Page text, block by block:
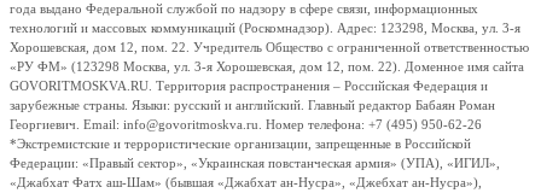
года выдано Федеральной службой по надзору в сфере связи, информационных
технологий и массовых коммуникаций (Роскомнадзор). Адрес: 123298, Москва, ул. 3-я
Хорошевская, дом 12, пом. 22. Учредитель Общество с ограниченной ответственностью
«РУ ФМ» (123298 Москва, ул. 3-я Хорошевская, дом 12, пом. 22). Доменное имя сайта
GOVORITMOSKVA.RU. Территория распространения – Российская Федерация и
зарубежные страны. Языки: русский и английский. Главный редактор Бабаян Роман
Георгиевич. Email: info@govoritmoskva.ru. Номер телефона: +7 (495) 950-62-26
*Экстремистские и террористические организации, запрещенные в Российской
Федерации: «Правый сектор», «Украинская повстанческая армия» (УПА), «ИГИЛ»,
«Джабхат Фатх аш-Шам» (бывшая «Джабхат ан-Нусра», «Джебхат ан-Нусра»),